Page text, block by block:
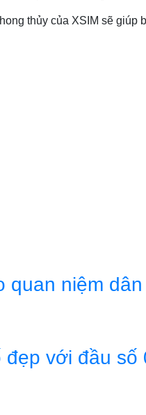
thủy của XSIM sẽ
quan niệm dân
với đầu số